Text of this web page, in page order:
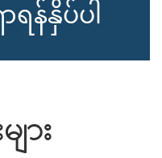
ရန်နှိပ်ပါ
ား